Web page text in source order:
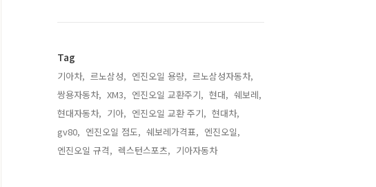
Tag
기아차, 르노삼성, 엔진오일 용량, 르노삼성자동차,
쌍용자동차, XM3, 엔진오일 교환주기, 현대, 쉐보레,
현대자동차, 기아, 엔진오일 교환 주기, 현대차,
gv80, 엔진오일 점도, 쉐보레가격표, 엔진오일,
엔진오일 규격, 렉스턴스포츠, 기아자동차,